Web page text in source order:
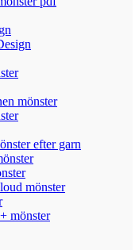
mönster
efter garn
mönster
mönster